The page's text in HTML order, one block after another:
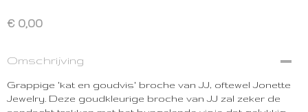
€ 0,00
Omschrijving
Grappige 'kat en goudvis' broche van JJ, oftewel Jonette
Jewelry. Deze goudkleurige broche van JJ zal zeker de